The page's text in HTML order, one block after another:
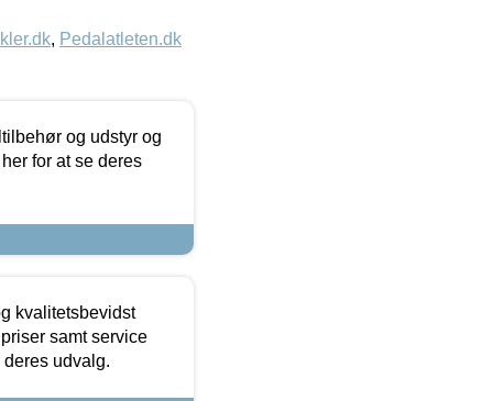
, Pedalatleten.dk
og udstyr og
for at se deres
kvalitetsbevidst
samt service
udvalg.